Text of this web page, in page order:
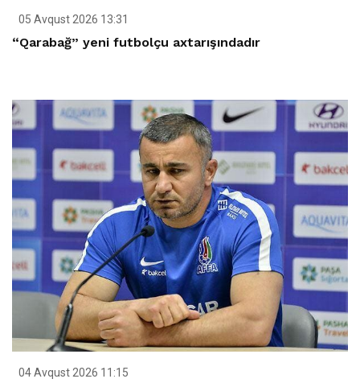
05 Avqust 2026 13:31
“Qarabağ” yeni futbolçu axtarışındadır
04 Avqust 2026 11:15